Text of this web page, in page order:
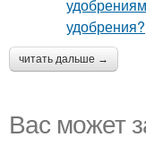
читать дальше →
Вас может